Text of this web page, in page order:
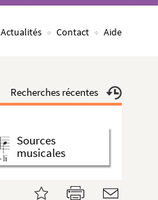
Actualités Contact Aide
Recherches récentes
Sources
musicales